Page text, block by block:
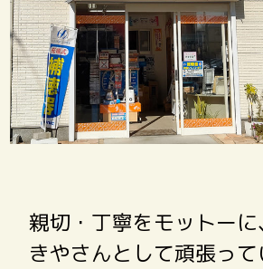
親切・丁寧をモットー
きやさんとして頑張っ